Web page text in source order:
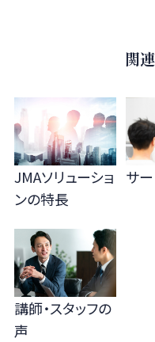
関
JMAソリューショ
ンの特長
サ
講師・スタッフの
声